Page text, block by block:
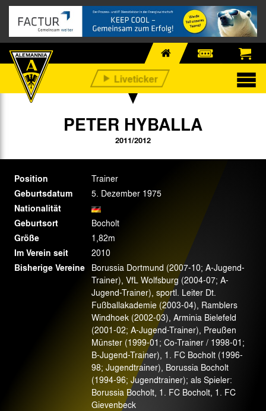
PETER HYBALLA
2011/2012
Position Trainer
Geburtsdatum 5. Dezember 1975
Nationalität
Geburtsort
Bocholt
Größe 1,82m
Im Verein seit 2010
Bisherige Vereine Borussia Dortmund (2007-10; A-Jugend-
Trainer), VfL Wolfsburg (2004-07; A-
Jugend-Trainer), sportl. Leiter Dt.
Fußballakademie (2003-04), Ramblers
Windhoek (2002-03), Arminia Bielefeld
(2001-02; A-Jugend-Trainer), Preußen
Münster (1999-01; Co-Trainer / 1998-01;
B-Jugend-Trainer), 1. FC Bocholt (1996-
98; Jugendtrainer), Borussia Bocholt
(1994-96; Jugendtrainer); als Spieler:
Borussia Bocholt, 1. FC Bocholt, 1. FC
Gievenbeck